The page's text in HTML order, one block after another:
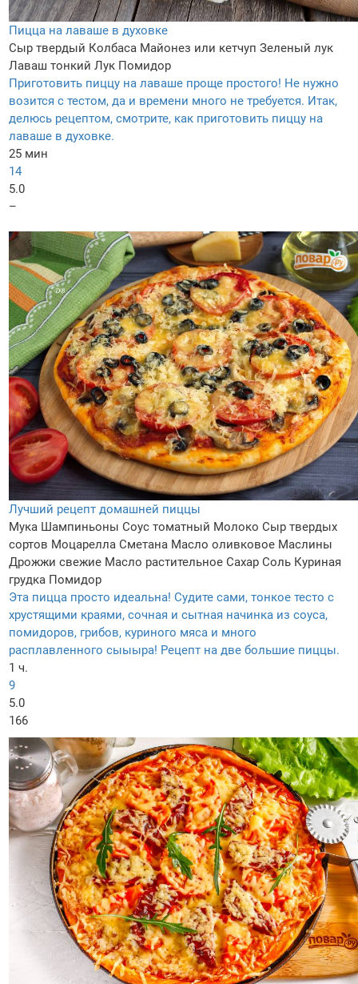
Пицца на лаваше в духовке
Сыр твердый Колбаса Майонез или кетчуп Зеленый лук
Лаваш тонкий Лук Помидор
Приготовить пиццу на лаваше проще простого! Не нужно
возится с тестом, да и времени много не требуется. Итак,
делюсь рецептом, смотрите, как приготовить пиццу на
лаваше в духовке.
25 мин
14
5.0
–
Лучший рецепт домашней пиццы
Мука Шампиньоны Соус томатный Молоко Сыр твердых
сортов Моцарелла Сметана Масло оливковое Маслины
Дрожжи свежие Масло растительное Сахар Соль Куриная
грудка Помидор
Эта пицца просто идеальна! Судите сами, тонкое тесто с
хрустящими краями, сочная и сытная начинка из соуса,
помидоров, грибов, куриного мяса и много
расплавленного сыыыра! Рецепт на две большие пиццы.
1 ч.
9
5.0
166